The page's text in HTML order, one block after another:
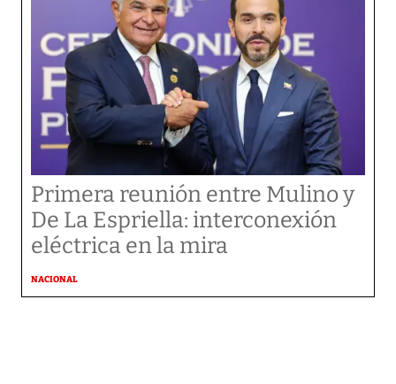
Primera reunión entre Mulino y
De La Espriella: interconexión
eléctrica en la mira
NACIONAL